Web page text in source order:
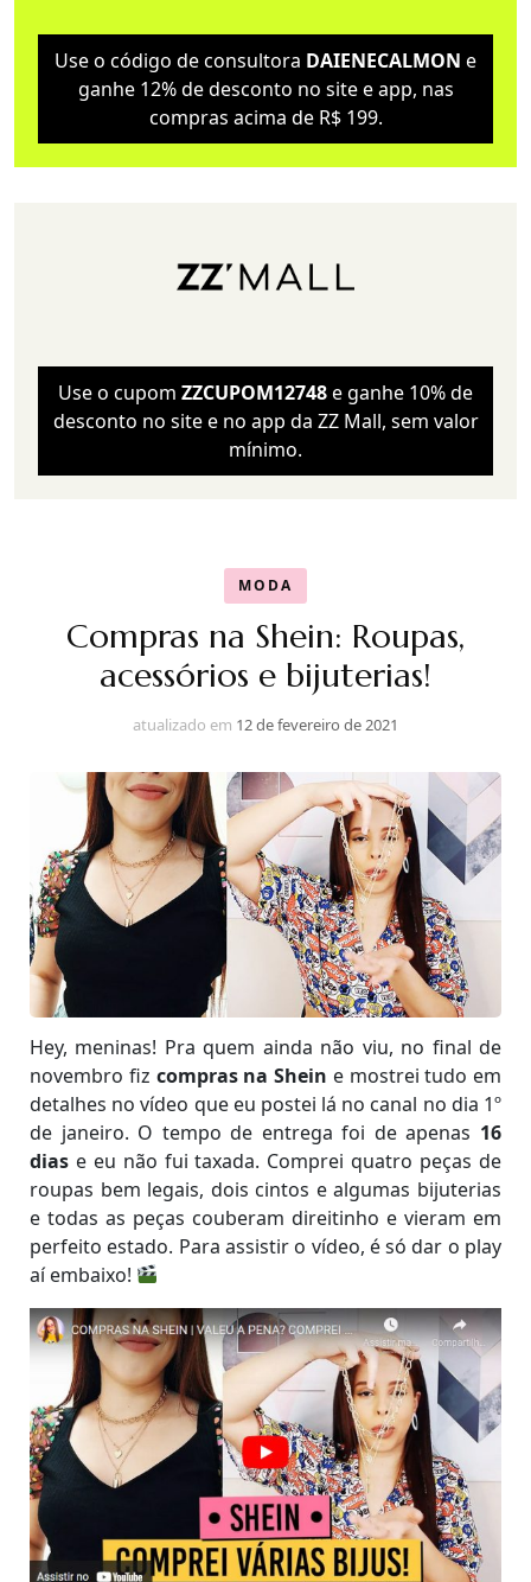
Use o código de consultora DAIENECALMON e
ganhe 12% de desconto no site e app, nas
compras acima de R$ 199.
Use o cupom ZZCUPOM12748e ganhe 10% de
desconto no site e no app da ZZ Mall, sem valor
mínimo.
MODA
Compras na Shein: Roupas,
acessórios e bijuterias!
atualizado em 12 de fevereiro de 2021
Hey, meninas! Pra quem ainda não viu, no final de
novembro fiz compras na Shein e mostrei tudo em
detalhes no vídeo que eu postei lá no canal no dia 1º
de janeiro. O tempo de entrega foi de apenas 16
dias e eu não fui taxada. Comprei quatro peças de
roupas bem legais, dois cintos e algumas bijuterias
e todas as peças couberam direitinho e vieram em
perfeito estado. Para assistir o vídeo, é só dar o play
aí embaixo!